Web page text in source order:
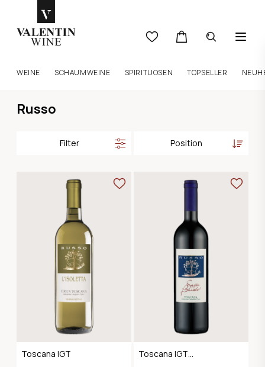
WEINE SCHAUMWEINE SPIRITUOSEN TOPSELLER
Russo
Filter
Toscana IGT
Toscana IGT